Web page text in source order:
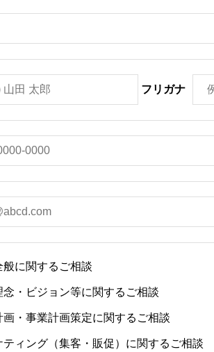
フリガナ
般に関するご相談
念・ビジョン等に関するご相談
画・事業計画策定に関するご相談
ティング（集客・販促）に関するご相談